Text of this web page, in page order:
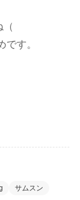
（
す。
サムスン